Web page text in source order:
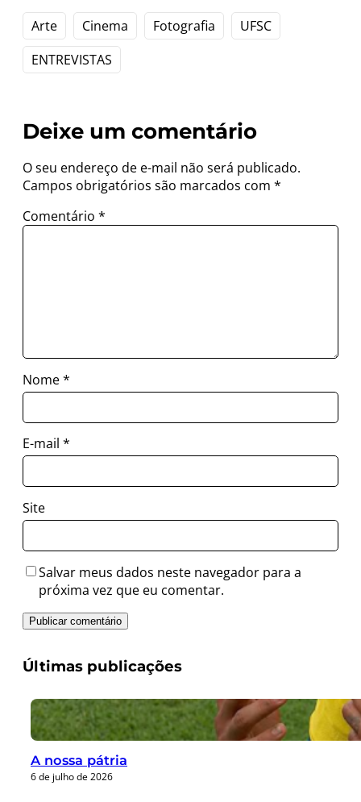
Arte Cinema Fotografia
UFSC
ENTREVISTAS
Deixe um comentário
O seu endereço de e-mail não será publicado.
Campos obrigatórios são marcados com *
Comentário *
Nome*
E-mail *
Site
Salvar meus dados neste navegador para a
próxima vez que eu comentar.
Últimas publicações
A nossa pátria
6 de julho de 2026